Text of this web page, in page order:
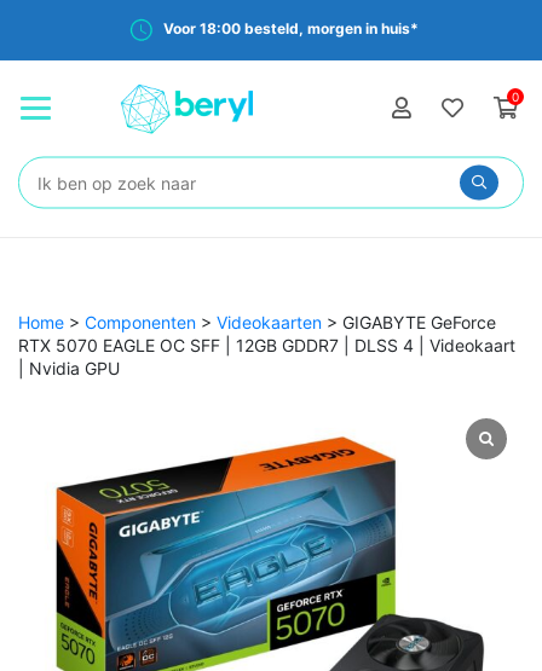
Voor 18:00 besteld, morgen in huis*
0
Zoeken:
Home > Componenten > Videokaarten > GIGABYTE GeForce
RTX 5070 EAGLE OC SFF | 12GB GDDR7 | DLSS 4 | Videokaart
| Nvidia GPU